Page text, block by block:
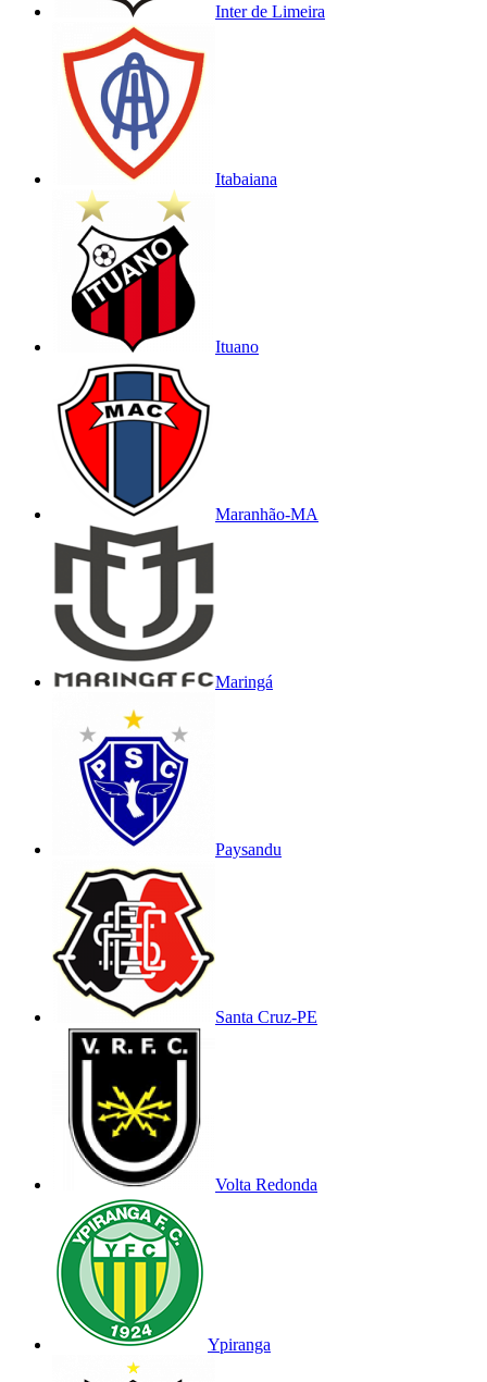
Inter de Limeira
Itabaiana
Ituano
Maranhão-MA
Maringá
Paysandu
Santa Cruz-PE
Volta Redonda
Ypiranga